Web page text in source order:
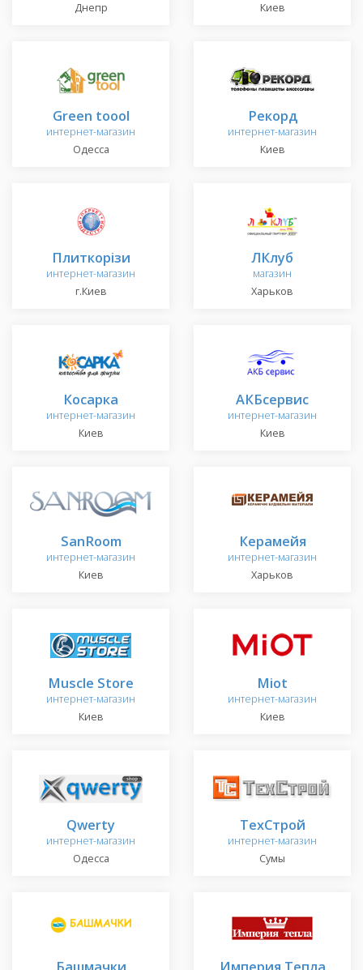
Днепр
Киев
Green toool
интернет-магазин
Одесса
Рекорд
интернет-магазин
Киев
Плиткорізи
интернет-магазин
г.Киев
ЛКлуб
магазин
Харьков
Косарка
интернет-магазин
Киев
АКБсервис
интернет-магазин
Киев
SanRoom
интернет-магазин
Киев
Керамейя
интернет-магазин
Харьков
Muscle Store
интернет-магазин
Киев
Miot
интернет-магазин
Киев
Qwerty
интернет-магазин
Одесса
ТехСтрой
интернет-магазин
Сумы